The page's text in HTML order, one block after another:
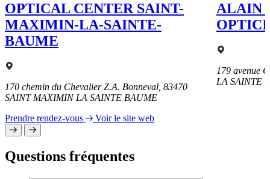
OPTICAL CENTER SAINT-
MAXIMIN-LA-SAINTE-
BAUME
170 chemin du Chevalier Z.A. Bonneval, 83470
SAINT MAXIMIN LA SAINTE BAUME
Prendre rendez-vous
Voir le site web
ALAIN
179 avenue
LA SAINTE
Questions fréquentes